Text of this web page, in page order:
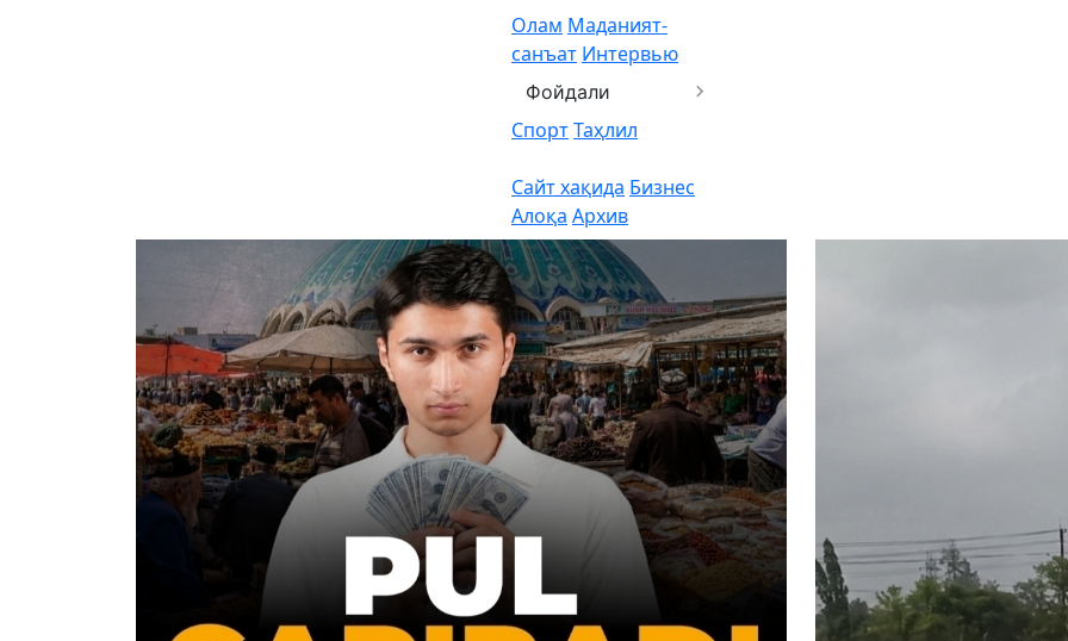
Олам Маданият-
санъат Интервью
Фойдали
СпортТаҳлил
Сайт хақида Бизнес
Алоқа Архив
Эбола балоси:
сони
chevron_left chevron_right